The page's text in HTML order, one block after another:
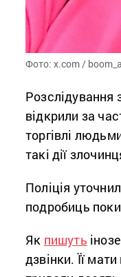
Фото: x.com /
Розслідування
відкрили за
торгівлі
такі дії
Поліція
подробиць
Як пишуть
дзвінки. Її